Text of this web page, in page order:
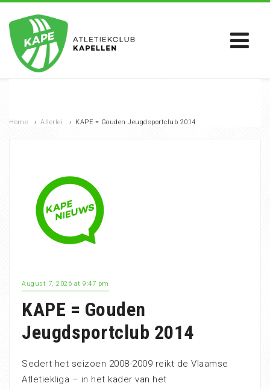
Home › Allerlei › KAPE = Gouden Jeugdsportclub 2014
August 7, 2026 at 9:47 pm
KAPE = Gouden
Jeugdsportclub 2014
Sedert het seizoen 2008-2009 reikt de Vlaamse
Atletiekliga – in het kader van het